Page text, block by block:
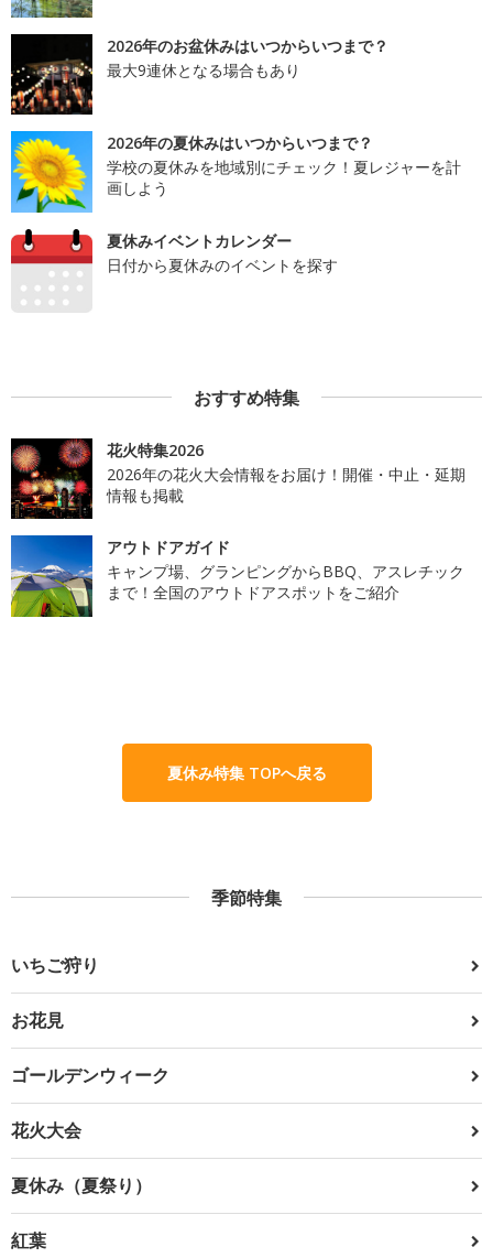
2026年のお盆休みはいつからいつまで？
最大9連休となる場合もあり
2026年の夏休みはいつからいつまで？
学校の夏休みを地域別にチェック！夏レジャーを計
画しよう
夏休みイベントカレンダー
日付から夏休みのイベントを探す
おすすめ特集
花火特集2026
2026年の花火大会情報をお届け！開催・中止・延期
情報も掲載
アウトドアガイド
キャンプ場、グランピングからBBQ、アスレチック
まで！全国のアウトドアスポットをご紹介
夏休み特集 TOPへ戻る
季節特集
いちご狩り
お花見
ゴールデンウィーク
花火大会
夏休み（夏祭り）
紅葉